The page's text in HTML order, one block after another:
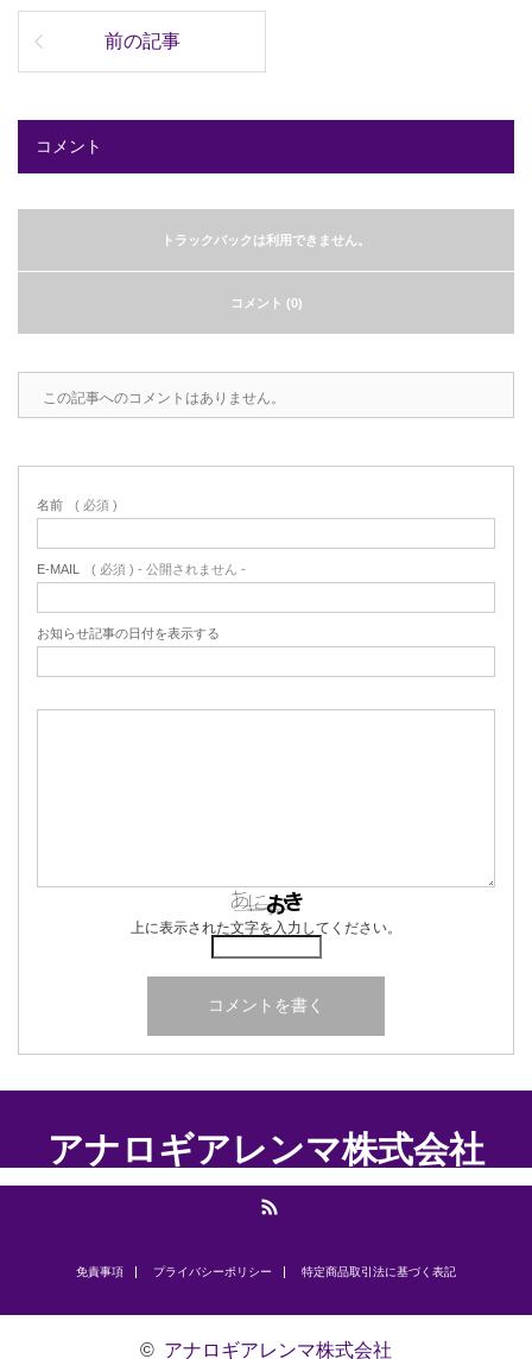
前の記事
コメント
トラックバックは利用できません。
コメント (0)
この記事へのコメントはありません。
名前 ( 必須 )
E-MAIL ( 必須 ) - 公開されません -
お知らせ記事の日付を表示する
上に表示された文字を入力してください。
アナロギアレンマ株式会社
免責事項 プライバシーポリシー ​特定商品取引法に基づく表記
© アナロギアレンマ株式会社